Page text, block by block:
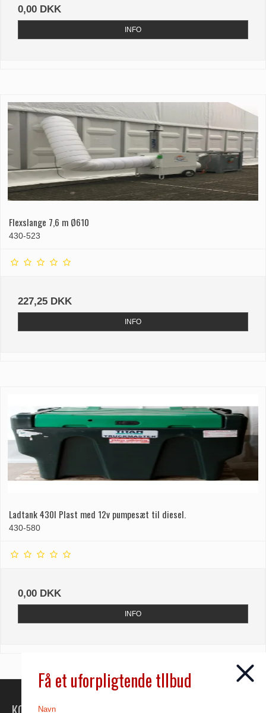
0,00 DKK
INFO
Flexslange 7,6 m Ø610
430-523
227,25 DKK
INFO
Ladtank 430l Plast med 12v pumpesæt til diesel.
430-580
0,00 DKK
INFO
Få et uforpligtende tllbud
Navn